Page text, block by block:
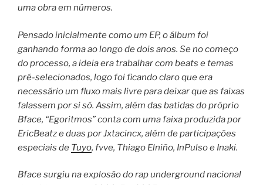
uma obra em números.
Pensado inicialmente como um EP, o álbum foi
ganhando forma ao longo de dois anos. Se no começo
do processo, a ideia era trabalhar com beats e temas
pré-selecionados, logo foi ficando claro que era
necessário um fluxo mais livre para deixar que as faixas
falassem por si só. Assim, além das batidas do próprio
Bface, “Egoritmos” conta com uma faixa produzida por
EricBeatz e duas por Jxtacincx, além de participações
especiais de Tuyo, fvve, Thiago Elniño, InPulso e Inaki.
Bface surgiu na explosão do rap underground nacional